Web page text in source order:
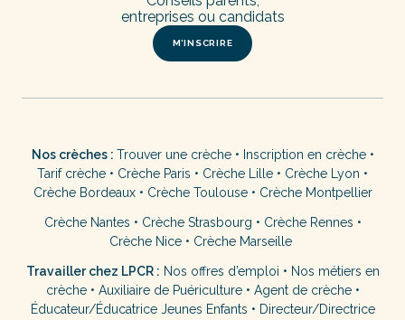
M’INSCRIRE
entreprises ou candidats
Nos crèches : Trouver une crèche• Inscription en crèche•
Tarif crèche • Crèche Paris • Crèche Lille • Crèche Lyon •
Crèche Bordeaux• Crèche Toulouse• Crèche Montpellier
Crèche Nantes • Crèche Strasbourg • Crèche Rennes •
Crèche Nice • Crèche Marseille
Travailler chez LPCR : Nos offres d’emploi • Nos métiers en
crèche• Auxiliaire de Puériculture• Agent de crèche•
Éducateur/Éducatrice Jeunes Enfants • Directeur/Directrice